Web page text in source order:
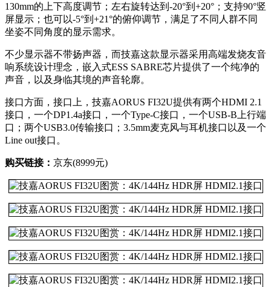
130mm的上下高度调节；左右旋转达到-20°到+20°；支持90°竖
屏显示；也可以-5°到+21°的俯仰调节，满足了不同人群不同
坐姿不同角度的显示需求。
不少显示器不带扬声器，而技嘉这款显示器采用高端发烧友音
响系统设计理念，嵌入式ESS SABRE芯片提供了一个纯净的
声音，以及身临其境的声音轮廓。
接口方面，接口上，技嘉AORUS FI32U提供有两个HDMI 2.1
接口，一个DP1.4a接口，一个Type-C接口，一个USB-B上行端
口；两个USB3.0传输接口；3.5mm麦克风与耳机接口以及一个
Line out接口。
购买链接： 京东(8999元)